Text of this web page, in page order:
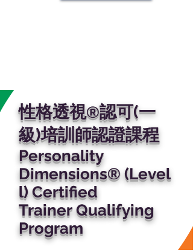
性格透視®認可(一
級)培訓師認證課程
Personality
Dimensions® (Level
l) Certified
Trainer Qualifying
Program